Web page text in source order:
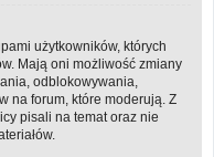
użytkowników, których
Mają oni możliwość zmiany
odblokowywania,
na forum, które moderują. Z
pisali na temat oraz nie